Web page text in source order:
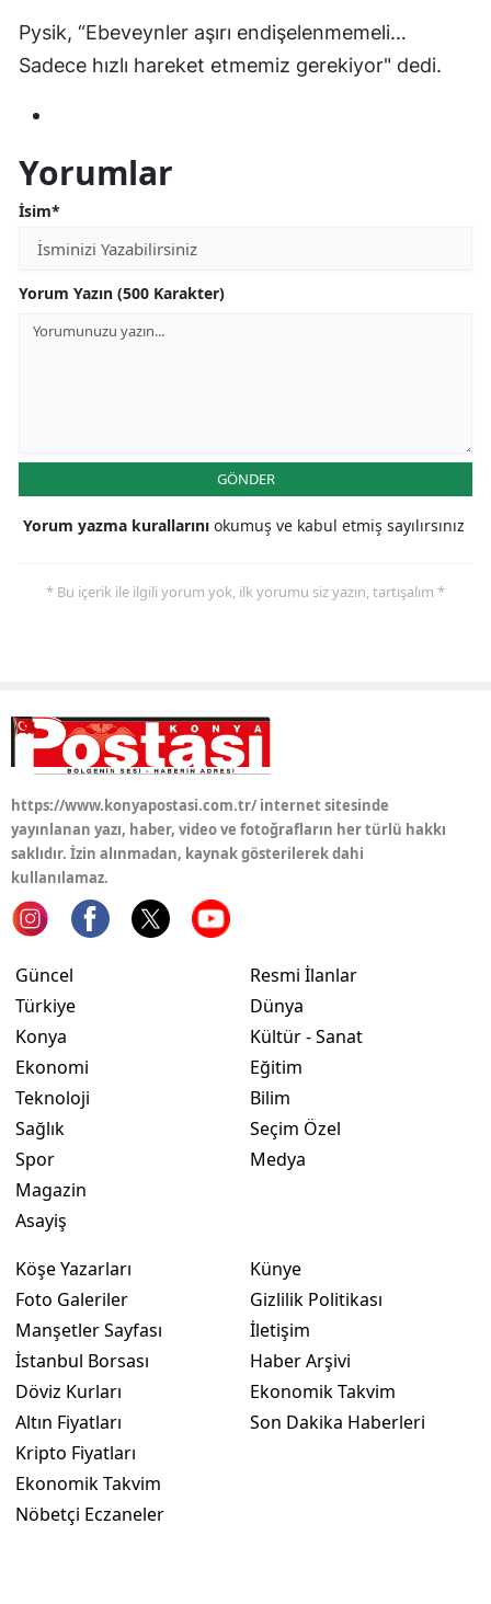
Pysik, “Ebeveynler aşırı endişelenmemeli…
Sadece hızlı hareket etmemiz gerekiyor" dedi.
Yorumlar
İsim*
Yorum Yazın (500 Karakter)
GÖNDER
Yorum yazma kurallarını okumuş ve kabul etmiş sayılırsınız
* Bu içerik ile ilgili yorum yok, ilk yorumu siz yazın, tartışalım *
https://www.konyapostasi.com.tr/ internet sitesinde
yayınlanan yazı, haber, video ve fotoğrafların her türlü hakkı
saklıdır. İzin alınmadan, kaynak gösterilerek dahi
kullanılamaz.
Güncel
Türkiye
Konya
Ekonomi
Teknoloji
Sağlık
Spor
Magazin
Asayiş
Resmi İlanlar
Dünya
Kültür - Sanat
Eğitim
Bilim
Seçim Özel
Medya
Köşe Yazarları
Foto Galeriler
Manşetler Sayfası
İstanbul Borsası
Döviz Kurları
Altın Fiyatları
Kripto Fiyatları
Ekonomik Takvim
Nöbetçi Eczaneler
Künye
Gizlilik Politikası
İletişim
Haber Arşivi
Ekonomik Takvim
Son Dakika Haberleri